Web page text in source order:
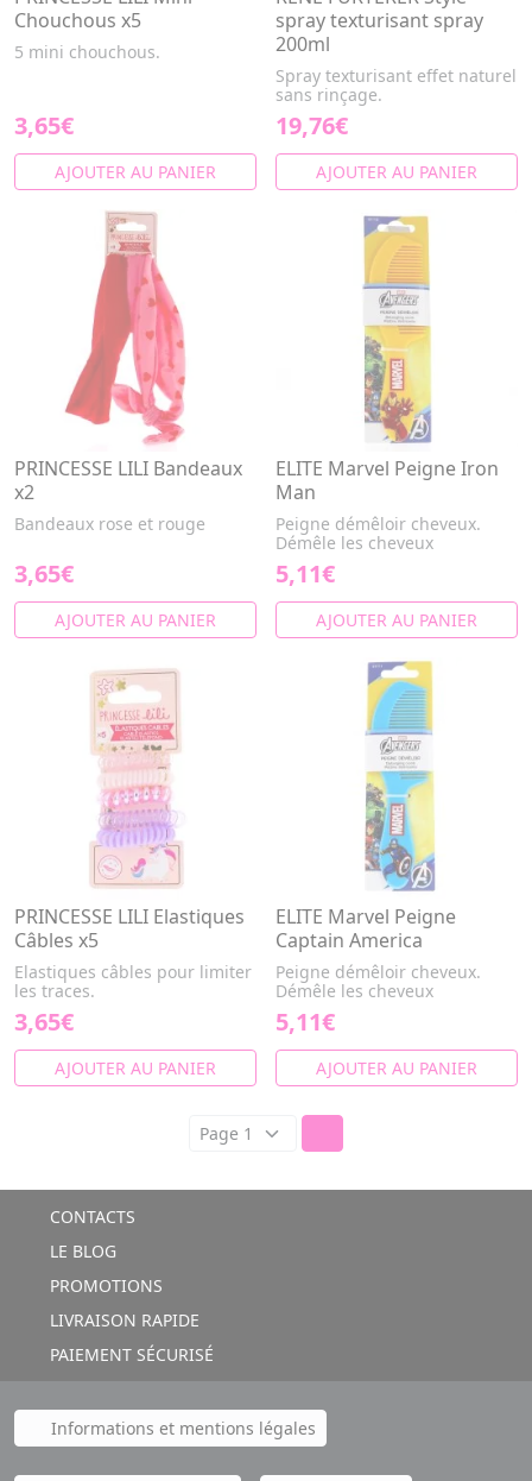
Chouchous x5
5 mini chouchous.
3,65€
AJOUTER AU PANIER
spray texturisant spray
200ml
Spray texturisant effet naturel
sans rinçage.
19,76€
AJOUTER AU PANIER
PRINCESSE LILI Bandeaux
x2
Bandeaux rose et rouge
3,65€
AJOUTER AU PANIER
ELITE Marvel Peigne Iron
Man
Peigne démêloir cheveux.
Démêle les cheveux
5,11€
AJOUTER AU PANIER
PRINCESSE LILI Elastiques
Câbles x5
Elastiques câbles pour limiter
les traces.
3,65€
AJOUTER AU PANIER
ELITE Marvel Peigne
Captain America
Peigne démêloir cheveux.
Démêle les cheveux
5,11€
AJOUTER AU PANIER
CONTACTS
LE BLOG
PROMOTIONS
LIVRAISON RAPIDE
PAIEMENT SÉCURISÉ
Informations et mentions légales